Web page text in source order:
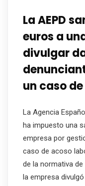
La AEPD
euros a
divulgar
un caso
La Agencia
ha impuesto una
empresa por
caso de acoso
de la normativa
la empresa